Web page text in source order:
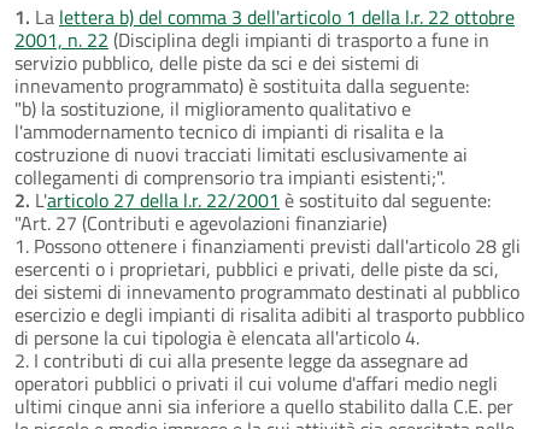
1. La lettera b) del comma 3 dell'articolo 1 della l.r. 22 ottobre
2001, n. 22 (Disciplina degli impianti di trasporto a fune in
servizio pubblico, delle piste da sci e dei sistemi di
innevamento programmato) è sostituita dalla seguente:
"b) la sostituzione, il miglioramento qualitativo e
l'ammodernamento tecnico di impianti di risalita e la
costruzione di nuovi tracciati limitati esclusivamente ai
collegamenti di comprensorio tra impianti esistenti;".
2. L'articolo 27 della l.r. 22/2001 è sostituito dal seguente:
"Art. 27 (Contributi e agevolazioni finanziarie)
1. Possono ottenere i finanziamenti previsti dall'articolo 28 gli
esercenti o i proprietari, pubblici e privati, delle piste da sci,
dei sistemi di innevamento programmato destinati al pubblico
esercizio e degli impianti di risalita adibiti al trasporto pubblico
di persone la cui tipologia è elencata all'articolo 4.
2. I contributi di cui alla presente legge da assegnare ad
operatori pubblici o privati il cui volume d'affari medio negli
ultimi cinque anni sia inferiore a quello stabilito dalla C.E. per